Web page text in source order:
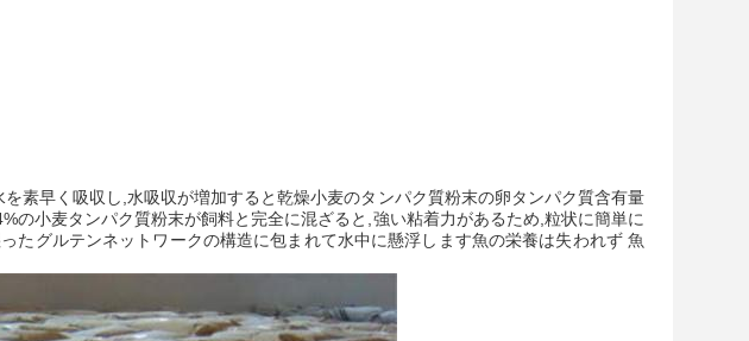
素早く吸収し,水吸収が増加すると乾燥小麦のタンパク質粉末の卵タンパク質含有量
の小麦タンパク質粉末が飼料と完全に混ざると,強い粘着力があるため,粒状に簡単に
たグルテンネットワークの構造に包まれて水中に懸浮します魚の栄養は失われず 魚